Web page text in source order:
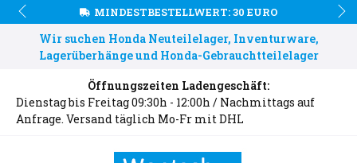
MINDESTBESTELLWERT: 30 EURO
Wir suchen Honda Neuteilelager, Inventurware,
Lagerüberhänge und Honda-Gebrauchtteilelager
Öffnungszeiten Ladengeschäft:
Dienstag bis Freitag 09:30h - 12:00h / Nachmittags auf
Anfrage. Versand täglich Mo-Fr mit DHL